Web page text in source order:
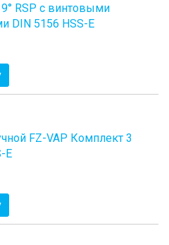
RSP с винтовыми
DIN 5156 HSS-E
FZ-VAP Комплект 3
E